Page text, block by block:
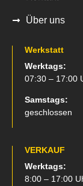
Über uns
Werkstatt
Werktags:
07:30 – 17:00
Samstags:
geschlossen
VERKAUF
Werktags:
8:00 – 17:00